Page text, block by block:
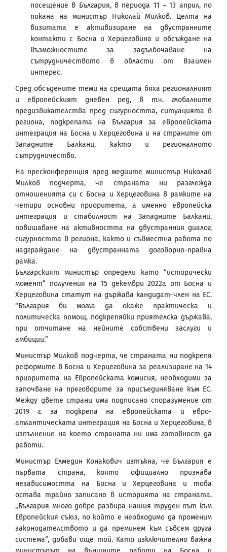
посещение в България, в периода 11 – 13 април, по
покана на министър Николай Милков. Целта на
визитата е активизиране на двустранните
контакти с Босна и Херцеговина и обсъждане на
възможностите за задълбочаване на
сътрудничеството в области от взаимен
интерес.
Сред обсъдените теми на срещата бяха регионалният
и европейският дневен ред, в т.ч. глобалните
предизвикателства пред сигурността, ситуацията в
региона, подкрепата на България за европейската
интеграция на Босна и Херцеговина и на страните от
Западните Балкани, както и регионалното
сътрудничество.
На пресконференция пред медиите министър Николай
Милков подчерта, че страната ни разглежда
отношенията си с Босна и Херцеговина в рамките на
четири основни приоритета, а именно европейска
интеграция и стабилност на Западните Балкани,
повишаване на активността на двустранния диалог,
сигурността в региона, както и съвместна работа по
надграждане на двустранната договорно-правна
рамка.
Българският министър определи като “исторически
момент” получения на 15 декември 2022г. от Босна и
Херцеговина статут на държава кандидат-член на ЕС.
“България би могла да окаже практическа и
политическа помощ, подкрепяйки приятелска държава,
при отчитане на нейните собствени заслуги и
амбиции.”
Министър Милков подчерта, че страната ни подкрепя
реформите в Босна и Херцеговина за реализиране на 14
приоритета на Европейската комисия, необходими за
започване на преговорите за присъединяване към ЕС.
Между двете страни има подписано споразумение от
2019 г. за подкрепа на европейската и евро-
атлантическата интеграция на Босна и Херцеговина, в
изпълнение на което страната ни има готовност да
работи.
Министър Елмедин Конакович изтъкна, че България е
първата страна, която официално признава
независимостта на Босна и Херцеговина и това
остава трайно записано в историята на страната.
„България много добре разбира нашия труден път към
Европейския съюз, по който е необходимо да променим
законодателството и да преминем към съвсем друга
система“, добави още той. Като изключително важна